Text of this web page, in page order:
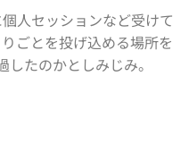
人セッションなど受けて
ごとを投げ込める場所を
したのかとしみじみ。